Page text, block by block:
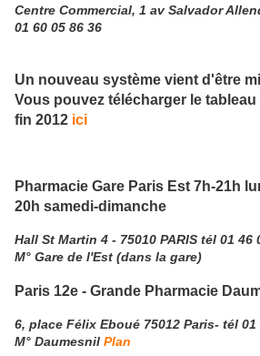
Centre Commercial, 1 av Salvador
01 60 05 86 36
Un nouveau système vient d'être
Vous pouvez télécharger le
fin 2012 ici
Pharmacie Gare Paris Est 7h-21h
20h samedi-dimanche
Hall St Martin 4 - 75010 PARIS tél 01 46
M° Gare de l'Est (dans la gare)
Paris 12e - Grande Pharmacie
6, place Félix Eboué 75012 Paris- tél 01
M° Daumesnil Plan